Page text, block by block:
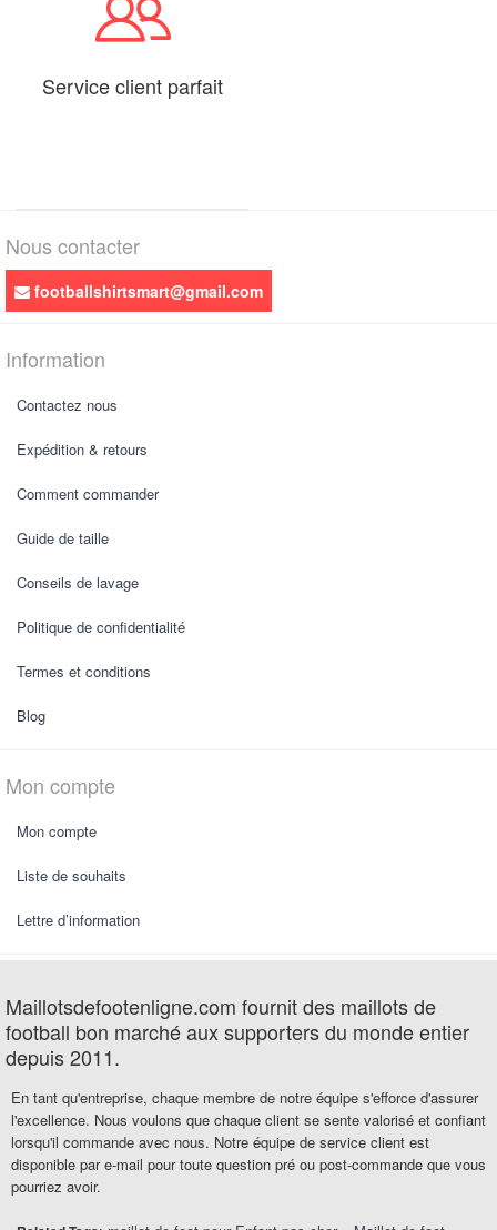
Service client parfait
Nous contacter
footballshirtsmart@gmail.com
Information
Contactez nous
Expédition & retours
Comment commander
Guide de taille
Conseils de lavage
Politique de confidentialité
Termes et conditions
Blog
Mon compte
Mon compte
Liste de souhaits
Lettre d’information
Maillotsdefootenligne.com fournit des maillots de
football bon marché aux supporters du monde entier
depuis 2011.
En tant qu'entreprise, chaque membre de notre équipe s'efforce d'assurer
l'excellence. Nous voulons que chaque client se sente valorisé et confiant
lorsqu'il commande avec nous. Notre équipe de service client est
disponible par e-mail pour toute question pré ou post-commande que vous
pourriez avoir.